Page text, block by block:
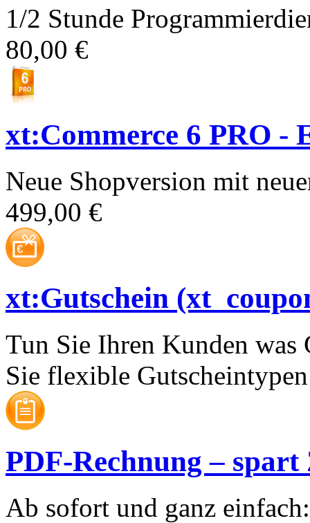
1/2 Stunde
80,00 €
xt:Commerce 6 PRO -
Neue Shopversion mit
499,00 €
xt:Gutschein
Tun Sie Ihren Kunden
Sie flexible
PDF-Rechnung –
Ab sofort und ganz